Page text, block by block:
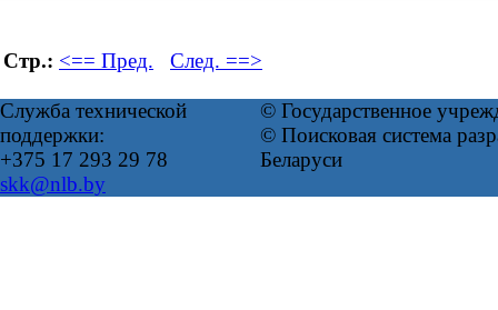
Стр.: <== Пред. След. ==>
Служба технической
поддержки:
+375 17 293 29 78
skk@nlb.by
© Государственное
© Поисковая система
Беларуси